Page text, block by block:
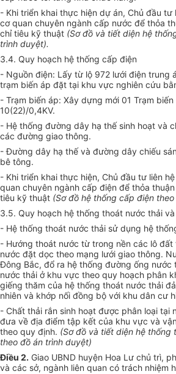
- Khi triển khai thực hiện dự án, Chủ đầu
cơ quan chuyên ngành cấp nước để thỏa
chỉ tiêu kỹ thuật (Sơ đồ và tiết diện hệ
trình duyệt).
3.4. Quy hoạch hệ thống cấp điện
- Nguồn điện: Lấy từ lộ 972 lưới điện trung
trạm biến áp đặt tại khu vực nghiên cứu
- Trạm biến áp: Xây dựng mới 01 Trạm biến
10(22)/0,4KV.
- Hệ thống đường dây hạ thế sinh hoạt và
các đường giao thông.
- Đường dây hạ thế và đường dây chiếu
bê tông.
- Khi triển khai thực hiện, Chủ đầu tư liên
quan chuyên ngành cấp điện để thỏa
tiêu kỹ thuật (Sơ đồ hệ thống cấp điện
3.5. Quy hoạch hệ thống thoát nước thải
- Hệ thống thoát nước thải sử dụng hệ
- Hướng thoát nước từ trong nền các lô
nước đặt dọc theo mạng lưới giao thông.
Đông Bắc, đổ ra hệ thống đường ống nước
nước thải ở khu vực theo quy hoạch phân
giếng thăm của hệ thống thoát nước thải
nhiên và khớp nối đồng bộ với khu dân cư
- Chất thải rắn sinh hoạt được phân loại tại
đưa về địa điểm tập kết của khu vực và
theo quy định. (Sơ đồ và tiết diện hệ thống
theo đồ án trình duyệt)
Điều 2. Giao UBND huyện Hoa Lư chủ trì,
và các sở, ngành liên quan có trách nhiệm